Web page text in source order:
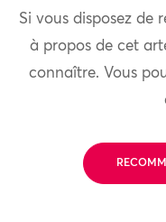
Si vous disposez de
à propos de cet
connaître. Vous